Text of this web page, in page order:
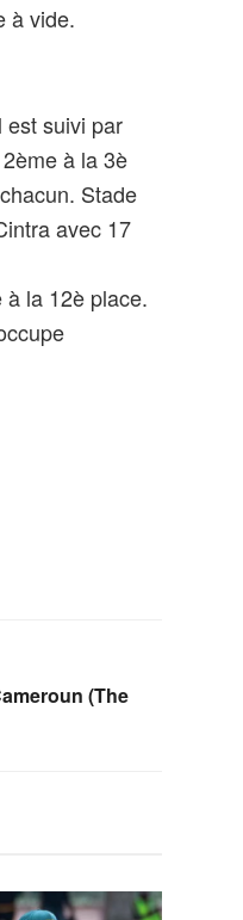
à vide.
est suivi par
à la 3è
Stade
avec 17
la 12è place.
(The